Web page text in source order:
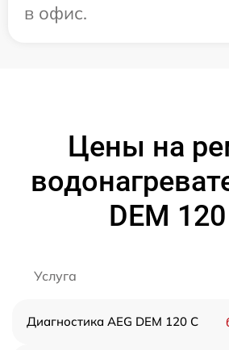
в офис.
Цены на
DEM
Услуга
Диагностика AEG DEM 120 C